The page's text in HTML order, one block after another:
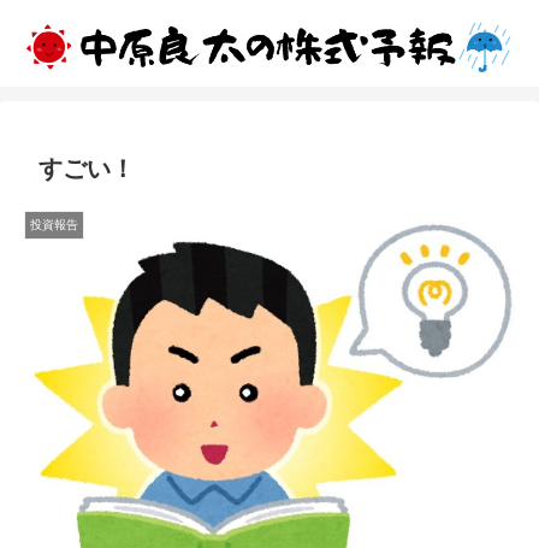
すごい！
投資報告